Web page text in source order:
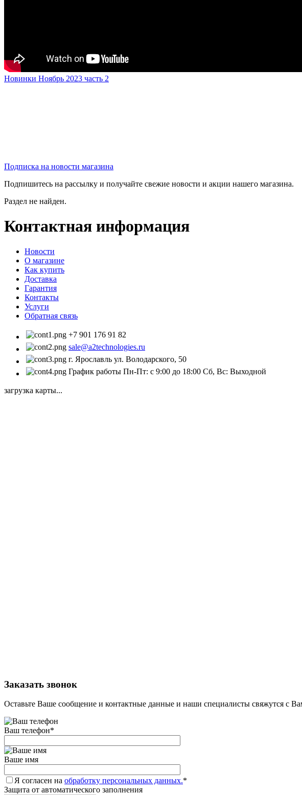
Новинки Ноябрь 2023 часть 2
Подписка на новости магазина
Подпишитесь на рассылку и получайте свежие новости и акции нашего магазина.
Раздел не найден.
Контактная информация
Новости
О магазине
Как купить
Доставка
Гарантия
Контакты
Услуги
Обратная связь
+7 901 176 91 82
sale@a2technologies.ru
г. Ярославль ул. Володарского, 50
График работы Пн-Пт: с 9:00 до 18:00 Сб, Вс: Выходной
загрузка карты...
Заказать звонок
Оставьте Ваше сообщение и контактные данные и наши специалисты свяжутся с
Ваш телефон*
Ваше имя
Я согласен на обработку персональных данных.*
Защита от автоматического заполнения